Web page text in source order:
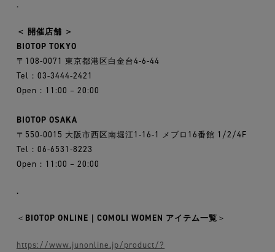
.
＜ 開催店舗 ＞
BIOTOP TOKYO
〒108-0071 東京都港区白金台4-6-44
Tel：03-3444-2421
Open：11:00 – 20:00
BIOTOP OSAKA
〒550-0015 大阪市西区南堀江1-16-1 メブロ16番館 1/2/4F
Tel：06-6531-8223
Open：11:00 – 20:00
.
＜ BIOTOP ONLINE｜COMOLI WOMEN アイテム一覧 ＞
https://www.junonline.jp/product/?